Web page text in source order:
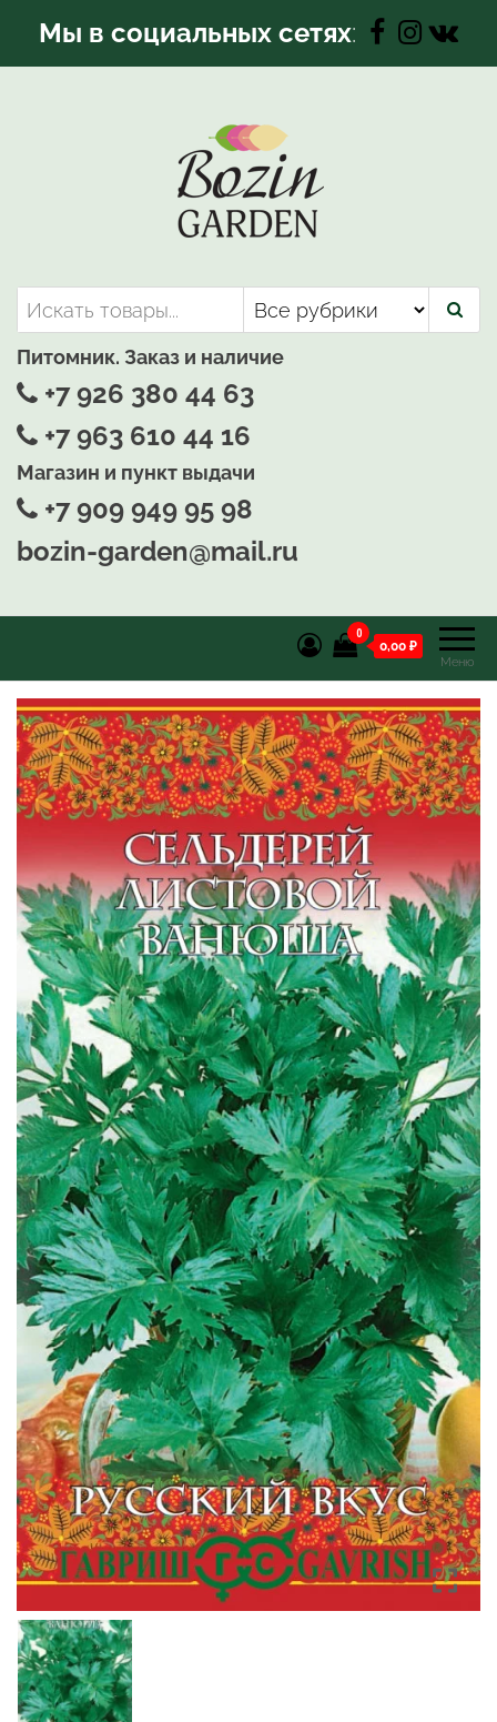
Мы в социальных сетях:
Bozin-Garden | Садовый центр
Садовый центр, Растения
для вашего сада
Питомник. Заказ и наличие
+7 926 380 44 63
+7 963 610 44 16
Магазин и пункт выдачи
+7 909 949 95 98
bozin-garden@mail.ru
Меню
0
0,00 ₽